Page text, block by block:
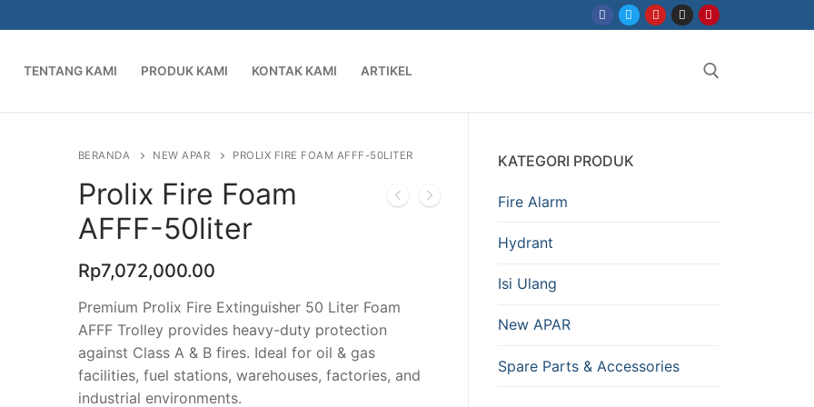
TENTANG KAMI PRODUK KAMI KONTAK KAMI ARTIKEL
BERANDA NEW APAR PROLIX FIRE FOAM AFFF-50LITER
Prolix Fire Foam
AFFF-50liter
Rp7,072,000.00
Premium Prolix Fire Extinguisher 50 Liter Foam
AFFF Trolley provides heavy-duty protection
against Class A & B fires. Ideal for oil & gas
facilities, fuel stations, warehouses, factories, and
industrial environments.
KATEGORI PRODUK
Fire Alarm
Hydrant
Isi Ulang
New APAR
Spare Parts & Accessories